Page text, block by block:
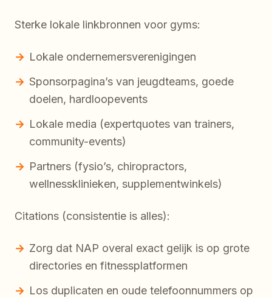
Sterke lokale linkbronnen voor gyms:
Lokale ondernemersverenigingen
Sponsorpagina’s van jeugdteams, goede
doelen, hardloopevents
Lokale media (expertquotes van trainers,
community-events)
Partners (fysio’s, chiropractors,
wellnessklinieken, supplementwinkels)
Citations (consistentie is alles):
Zorg dat NAP overal exact gelijk is op grote
directories en fitnessplatformen
Los duplicaten en oude telefoonnummers op